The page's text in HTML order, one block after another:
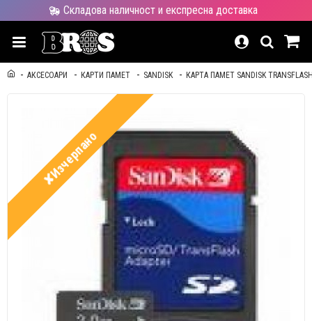
Складова наличност и експресна доставка
АКСЕСОАРИ КАРТИ ПАМЕТ SANDISK КАРТА ПАМЕТ SANDISK
✘Изчерпано